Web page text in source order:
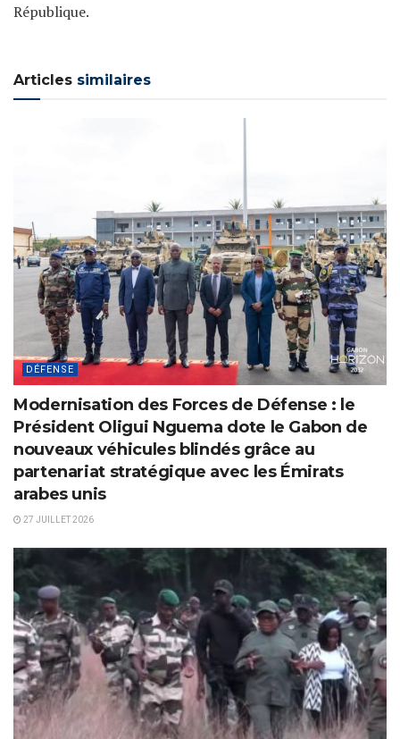
République.
Articles similaires
DÉFENSE
Modernisation des Forces de Défense : le
Président Oligui Nguema dote le Gabon de
nouveaux véhicules blindés grâce au
partenariat stratégique avec les Émirats
arabes unis
27 JUILLET 2026